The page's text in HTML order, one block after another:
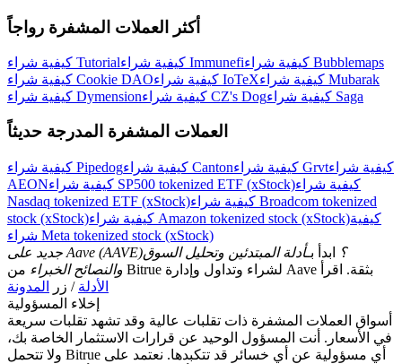
أكثر العملات المشفرة رواجاً
كيفية شراء Tutorial كيفية شراء Immunefi
كيفية شراء Bubblemaps
كيفية شراء Cookie DAO
كيفية شراء IoTeX
كيفية شراء Mubarak
كيفية شراء Dymension
كيفية شراء CZ's Dog كيفية شراء Saga
العملات المشفرة المدرجة حديثاً
كيفية شراء Pipedog كيفية شراء Canton كيفية شراء Grvtكيفية شراء
AEON
كيفية شراء SP500 tokenized ETF (xStock)كيفية شراء
Nasdaq tokenized ETF (xStock)كيفية شراء Broadcom tokenized
stock (xStock)
كيفية شراء Amazon tokenized stock (xStock)كيفية
شراء Meta tokenized stock (xStock)
جديد على Aave (AAVE)؟
ابدأ بـأدلة المبتدئين وتحليل السوق
والنصائح الخبراء
من Bitrue لشراء وتداول وإدارة Aave بثقة. اقرأ
الأدلة / زر
المدونة
إخلاء المسؤولية
أسواق العملات المشفرة ذات تقلبات عالية وقد تشهد تقلبات سريعة
في الأسعار. أنت المسؤول الوحيد عن قرارات الاستثمار الخاصة بك،
ولا تتحمل Bitrue أي مسؤولية عن أي خسائر قد تتكبدها. نعتمد على